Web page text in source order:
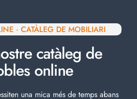
· CATÀLEG DE MOBILIARI
catàleg de
online
una mica més de temps abans